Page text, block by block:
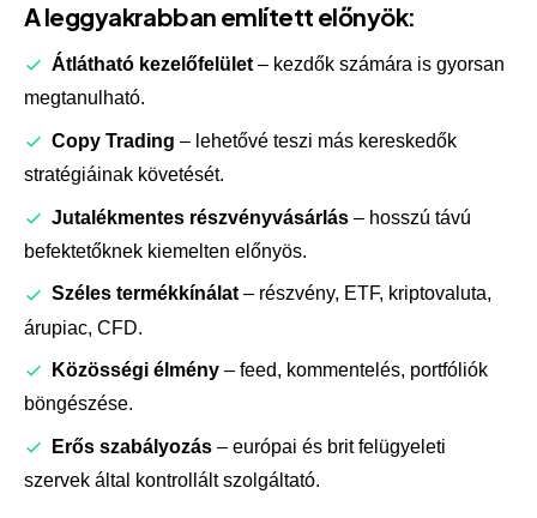
A leggyakrabban említett előnyök:
Átlátható kezelőfelület – kezdők számára is gyorsan
megtanulható.
Copy Trading – lehetővé teszi más kereskedők
stratégiáinak követését.
Jutalékmentes részvényvásárlás – hosszú távú
befektetőknek kiemelten előnyös.
Széles termékkínálat– részvény, ETF, kriptovaluta,
árupiac, CFD.
Közösségi élmény – feed, kommentelés, portfóliók
böngészése.
Erős szabályozás – európai és brit felügyeleti
szervek által kontrollált szolgáltató.